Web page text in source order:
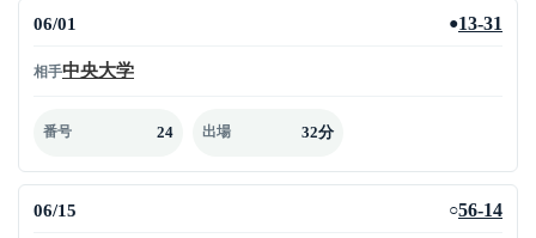
06/01 ●13-31
相手中央大学
番号 24 出場 32分
06/15 ○56-14